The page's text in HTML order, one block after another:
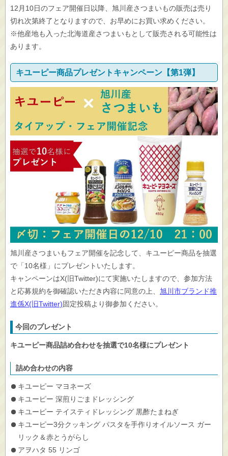
12月10日のフェア開催日以降、旭川産さつまいもの販売は売り
切れ次第終了となりますので、お早めにお買い求めください。
※他産地も入った北海道産さつまいもとして販売される可能性は
あります。
キユーピー商品プレゼントキャンペーン【第1弾】
旭川産さつまいもフェア開催を記念して、キユーピー商品を抽選
で「10名様」にプレゼントいたします。
キャンペーンはX(旧Twitter)にて実施いたしますので、参加方法
と応募規約を御確認いただき内容に同意の上、 旭川市ブランド推
進係X(旧Twitter)固定投稿より御参加ください。
今回のプレゼント
キユーピー商品詰め合わせを抽選で10名様にプレゼント
詰め合わせの内容
キユーピー マヨネーズ
キユーピー 深煎りごまドレッシング
キユーピー テイスティドレッシング 黒酢たまねぎ
キユーピー3分クッキング パスタを手作りオイルソース ガー
リック＆赤とうがらし
アヲハタ 55 リンゴ